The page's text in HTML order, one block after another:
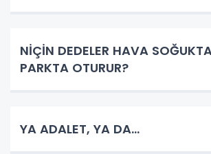
NİÇİN DEDELER HAVA
PARKTA OTURUR?
YA ADALET, YA DA...